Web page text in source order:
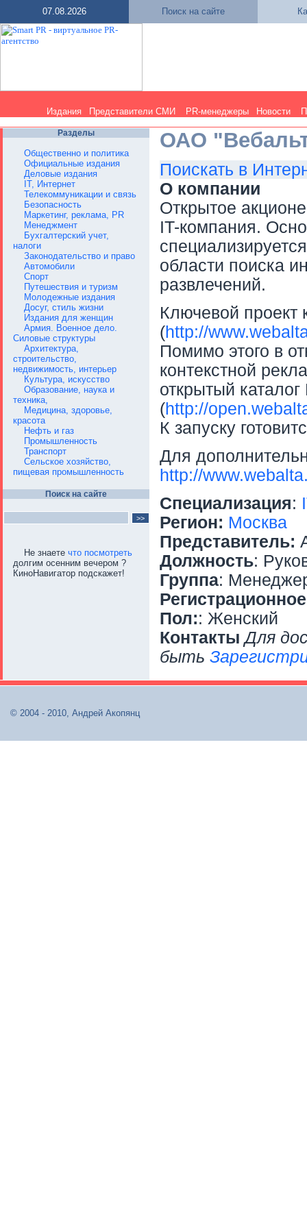
07.08.2026 Поиск на сайте
Издания Представители СМИ PR-менеджеры Новости
Разделы
Общественно и политика
Официальные издания
Деловые издания
IT, Интернет
Телекоммуникации и связь
Безопасность
Маркетинг, реклама, PR
Менеджмент
Бухгалтерский учет,
налоги
Законодательство и право
Автомобили
Спорт
Путешествия и туризм
Молодежные издания
Досуг, стиль жизни
Издания для женщин
Армия. Военное дело.
Силовые структуры
Архитектура,
строительство,
недвижимость, интерьер
Культура, искусство
Образование, наука и
техника,
Медицина, здоровье,
красота
Нефть и газ
Промышленность
Транспорт
Сельское хозяйство,
пищевая промышленность
Поиск на сайте
Не знаете что посмотреть
долгим осенним вечером ?
КиноНавигатор подскажет!
ОАО
Поискать в
О компании
Открытое
IT-компания.
области поиска
развлечений.
Ключевой
(http://
Помимо этого в
контекстной
открытый
(http://
К запуску
Для
http://
Специализация:
Регион: Москва
Представитель:
Должность:
Группа:
Пол:: Женский
Контакты Для
быть
© 2004 - 2010, Андрей Акопянц